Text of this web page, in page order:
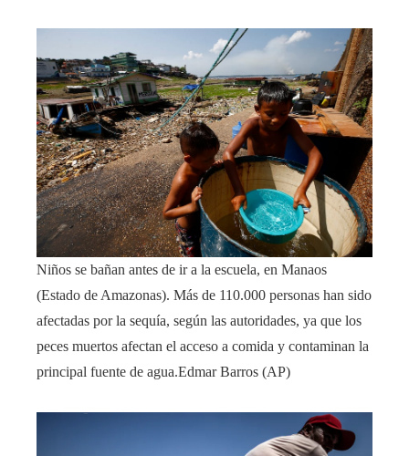
Niños se bañan antes de ir a la escuela, en Manaos
(Estado de Amazonas). Más de 110.000 personas han sido
afectadas por la sequía, según las autoridades, ya que los
peces muertos afectan el acceso a comida y contaminan la
principal fuente de agua.Edmar Barros (AP)